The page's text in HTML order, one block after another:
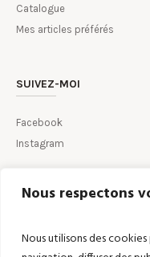
Nous respectons
Nous utilisons des
Catalogue
Mes articles préférés
SUIVEZ-MOI
Facebook
Instagram